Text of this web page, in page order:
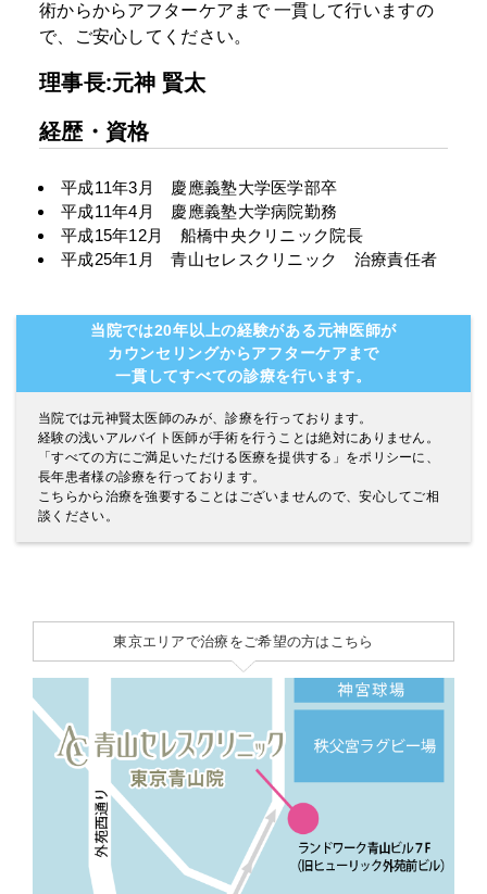
術からからアフターケアまで一貫して行いますの
で、ご安心してください。
理事長:元神 賢太
経歴・資格
平成11年3月 慶應義塾大学医学部卒
平成11年4月 慶應義塾大学病院勤務
平成15年12月 船橋中央クリニック院長
平成25年1月 青山セレスクリニック 治療責任者
当院では20年以上の経験がある元神医師が
カウンセリングからアフターケアまで
一貫してすべての診療を行います。
当院では元神賢太医師のみが、診療を行っております。
経験の浅いアルバイト医師が手術を行うことは絶対にありません。
「すべての方にご満足いただける医療を提供する」をポリシーに、
長年患者様の診療を行っております。
こちらから治療を強要することはございませんので、安心してご相
談ください。
東京エリアで治療をご希望の方はこちら